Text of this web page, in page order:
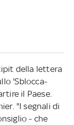
della lettera
'Sblocca-
il Paese.
"I segnali di
- che